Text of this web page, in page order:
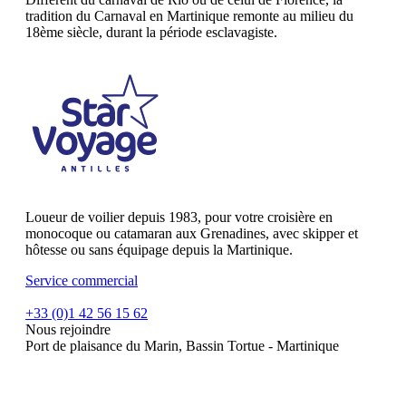
tradition du Carnaval en Martinique remonte au milieu du
18ème siècle, durant la période esclavagiste.
Loueur de voilier depuis 1983, pour votre croisière en
monocoque ou catamaran aux Grenadines, avec skipper et
hôtesse ou sans équipage depuis la Martinique.
Service commercial
+33 (0)1 42 56 15 62
Nous rejoindre
Port de plaisance du Marin, Bassin Tortue - Martinique